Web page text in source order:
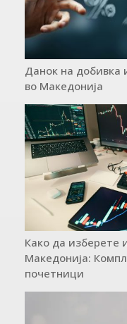
Данок на добивка
во Македонија
Како да изберете
Македонија:
почетници